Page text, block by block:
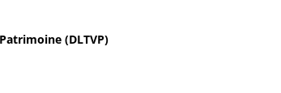
(DLTVP)